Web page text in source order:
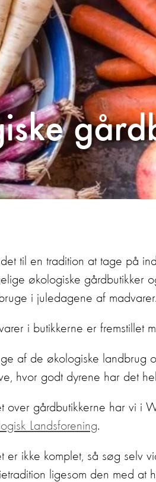
til en tradition at tage på
økologiske gårdbutikker
i juledagene af madvarer.
i butikkerne er fremstillet
af de økologiske landbrug
hvor godt dyrene har det
over gårdbutikkerne har vi i
Landsforening.
er ikke komplet, så søg selv
ligesom den med at